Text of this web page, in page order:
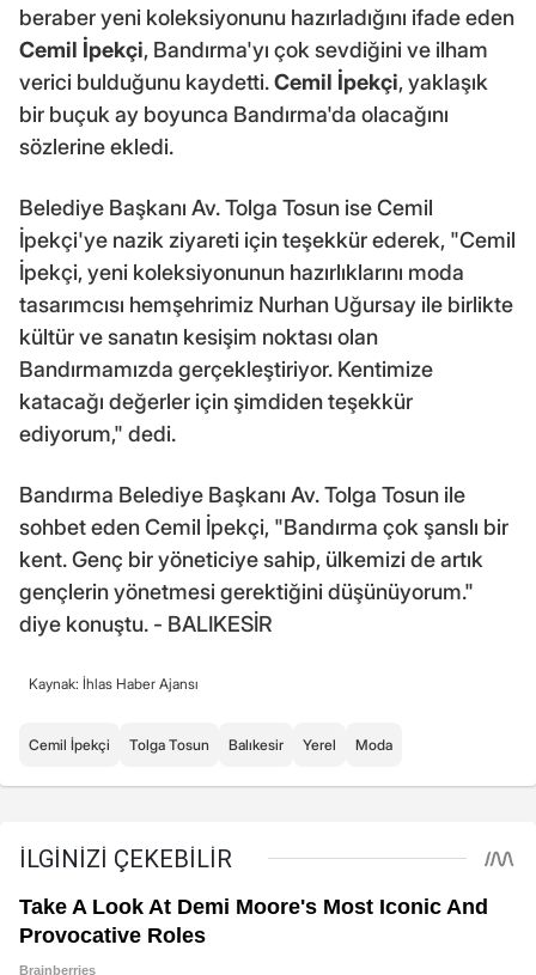
beraber yeni koleksiyonunu hazırladığını ifade eden
Cemil İpekçi, Bandırma'yı çok sevdiğini ve ilham
verici bulduğunu kaydetti.Cemil İpekçi, yaklaşık
bir buçuk ay boyunca Bandırma'da olacağını
sözlerine ekledi.
Belediye Başkanı Av. Tolga Tosun ise Cemil
İpekçi'ye nazik ziyareti için teşekkür ederek, "Cemil
İpekçi, yeni koleksiyonunun hazırlıklarını moda
tasarımcısı hemşehrimiz Nurhan Uğursay ile birlikte
kültür ve sanatın kesişim noktası olan
Bandırmamızda gerçekleştiriyor. Kentimize
katacağı değerler için şimdiden teşekkür
ediyorum," dedi.
Bandırma Belediye Başkanı Av. Tolga Tosun ile
sohbet eden Cemil İpekçi, "Bandırma çok şanslı bir
kent. Genç bir yöneticiye sahip, ülkemizi de artık
gençlerin yönetmesi gerektiğini düşünüyorum."
diye konuştu. - BALIKESİR
Kaynak: İhlas Haber Ajansı
Cemil İpekçi Tolga Tosun Balıkesir Yerel Moda